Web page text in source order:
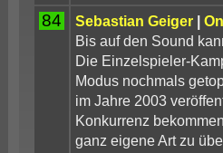
84 Sebastian Geiger|
Bis auf den Sound
Die Einzelspieler-
Modus nochmals
im Jahre 2003
Konkurrenz
ganz eigene Art zu